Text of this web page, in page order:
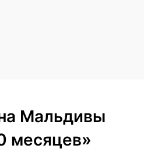
Мальдивы
месяцев»